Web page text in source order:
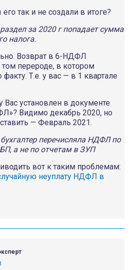
так и не создали в итоге?
за 2020 г попадает сумма
налога.
Возврат в 6-НДФЛ
перероде, в котором
Т.е. у вас — в 1 квартале
Вас установлен в документе
Видимо декабрь 2020, но
— Февраль 2021.
перечисляла НДФЛ по
а не по отчетам в ЗУП
вот к таким проблемам:
неуплату НДФЛ в